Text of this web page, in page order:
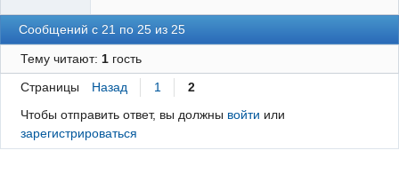
Сообщений с 21 по 25 из 25
Тему читают: 1гость
Страницы Назад 1
2
Чтобы отправить ответ, вы должны войти или
зарегистрироваться